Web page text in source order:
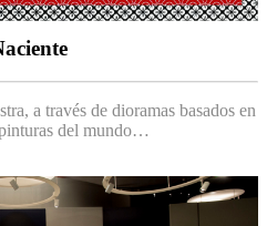
a través de dioramas basados en
del mundo…